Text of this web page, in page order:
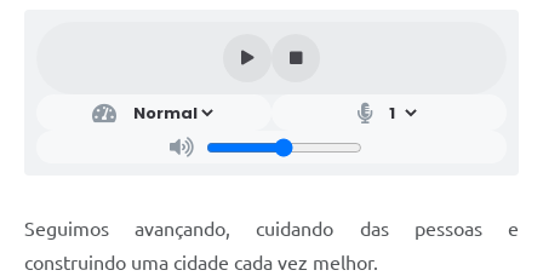
Seguimos avançando, cuidando das pessoas e
construindo uma cidade cada vez melhor.